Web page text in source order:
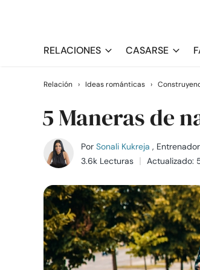
RELACIONES CASARSE
Relación › Ideas románticas ›
5 Maneras de
Por Sonali Kukreja ,
3.6k Lecturas
Actualizado: